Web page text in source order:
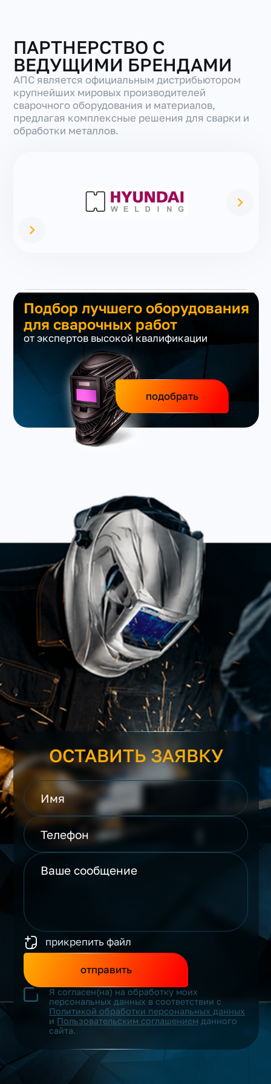
ПАРТНЕРСТВО С
ВЕДУЩИМИ БРЕНДАМИ
АПС является официальным дистрибьютором
крупнейших мировых производителей
сварочного оборудования и материалов,
предлагая комплексные решения для сварки и
обработки металлов.
Подбор лучшего оборудования
для сварочных работ
от экспертов высокой квалификации
подобрать
ОСТАВИТЬ ЗАЯВКУ
прикрепить файл
отправить
Я согласен(на) на обработку моих
персональных данных в соответствии с
Политикой обработки персональных данных
и Пользовательским соглашением данного
сайта.